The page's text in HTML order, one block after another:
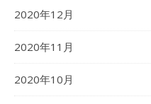
2020年12月
2020年11月
2020年10月